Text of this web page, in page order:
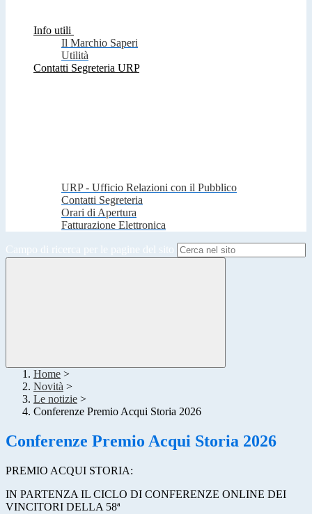
Info utili
Il Marchio Saperi
Utilità
Contatti Segreteria URP
URP - Ufficio Relazioni con il Pubblico
Contatti Segreteria
Orari di Apertura
Fatturazione Elettronica
Campo di ricerca per le pagine del sito
Home >
Novità >
Le notizie >
Conferenze Premio Acqui Storia 2026
Conferenze Premio Acqui Storia 2026
PREMIO ACQUI STORIA:
IN PARTENZA IL CICLO DI CONFERENZE ONLINE DEI
VINCITORI DELLA 58ª